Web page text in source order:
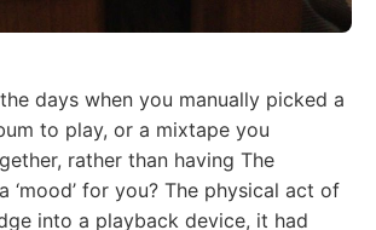
days when you manually picked a
to play, or a mixtape you
rather than having The
‘mood’ for you? The physical act of
into a playback device, it had